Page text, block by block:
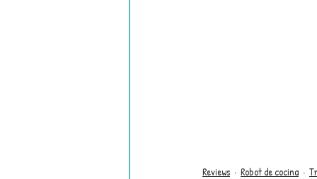
Reviews Robot de cocina